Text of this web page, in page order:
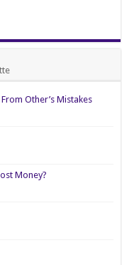
Other’s Mistakes
Money?